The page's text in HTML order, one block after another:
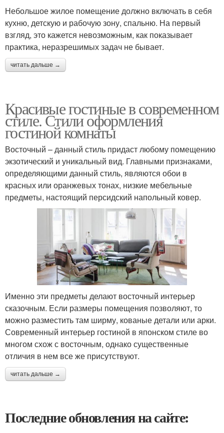
Небольшое жилое помещение должно включать в себя
кухню, детскую и рабочую зону, спальню. На первый
взгляд, это кажется невозможным, как показывает
практика, неразрешимых задач не бывает.
читать дальше →
Красивые гостиные в современном
стиле. Стили оформления
гостиной комнаты
Восточный – данный стиль придаст любому помещению
экзотический и уникальный вид. Главными признаками,
определяющими данный стиль, являются обои в
красных или оранжевых тонах, низкие мебельные
предметы, настоящий персидский напольный ковер.
Именно эти предметы делают восточный интерьер
сказочным. Если размеры помещения позволяют, то
можно разместить там ширму, кованые детали или арки.
Современный интерьер гостиной в японском стиле во
многом схож с восточным, однако существенные
отличия в нем все же присутствуют.
читать дальше →
Последние обновления на сайте: